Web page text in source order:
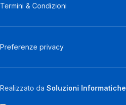
Termini & Condizioni
Preferenze privacy
Realizzato da Soluzioni Informatiche